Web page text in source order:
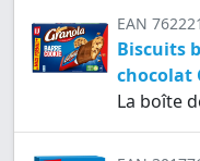
EAN
Biscuits
chocolat
La boîte